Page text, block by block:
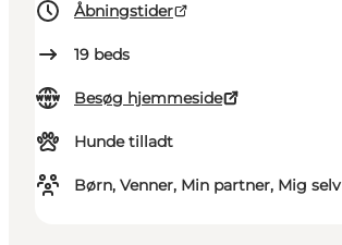
Åbningstider
19 beds
Besøg hjemmeside
Hunde tilladt
Børn, Venner, Min partner, Mig selv